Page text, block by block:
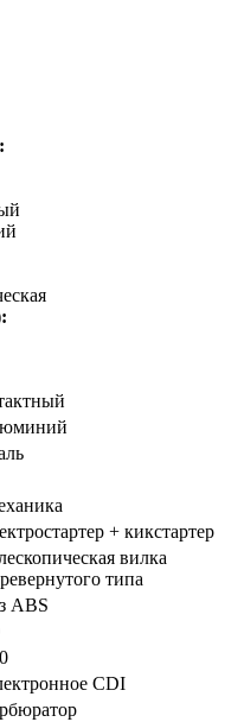
+ кикстартер
вилка
типа
ABS
CDI